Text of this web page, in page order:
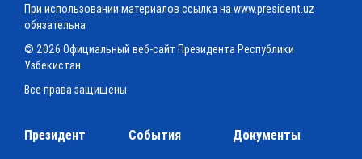
При использовании материалов ссылка на www.president.uz
обязательна
© 2026 Официальный веб-сайт Президента Республики
Узбекистан
Все права защищены
Президент События Документы